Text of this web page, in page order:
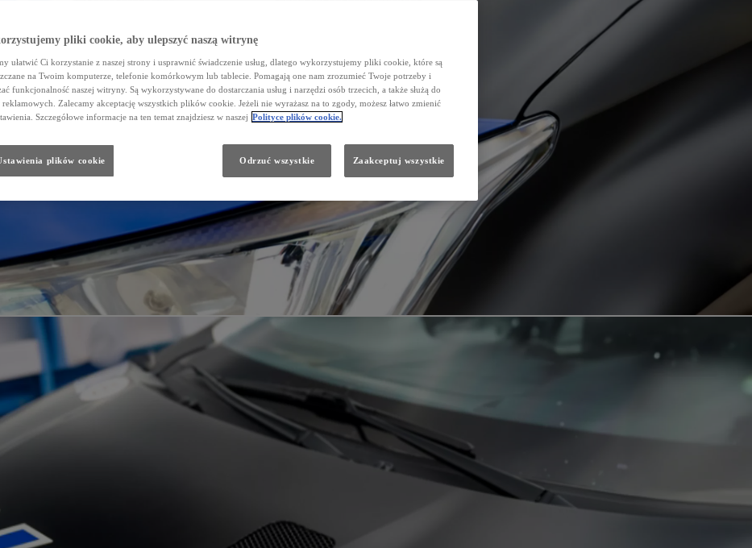
pliki cookie, aby ulepszyć naszą witrynę
ułatwić Ci korzystanie z naszej strony i usprawnić świadczenie usług, dlatego wykorzystujemy pliki cookie, które są
na Twoim komputerze, telefonie komórkowym lub tablecie. Pomagają one nam zrozumieć Twoje potrzeby i
funkcjonalność naszej witryny. Są wykorzystywane do dostarczania usług i narzędzi osób trzecich, a także służą do
reklamowych. Zalecamy akceptację wszystkich plików cookie. Jeżeli nie wyrażasz na to zgody, możesz łatwo zmienić
Szczegółowe informacje na ten temat znajdziesz w naszej Polityce plików cookie.
plików cookie Odrzuć wszystkie Zaakceptuj wszystkie